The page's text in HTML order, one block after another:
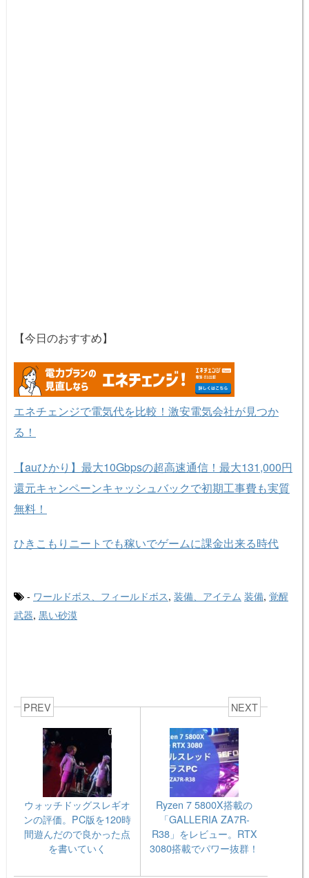
【今日のおすすめ】
エネチェンジで電気代を比較！激安電気会社が見つか
る！
【auひかり】最大10Gbpsの超高速通信！最大131,000円
還元キャンペーンキャッシュバックで初期工事費も実質
無料！
ひきこもりニートでも稼いでゲームに課金出来る時代
- ワールドボス、フィールドボス, 装備、アイテム 装備, 覚醒
武器, 黒い砂漠
PREV
ウォッチドッグスレギオ
ンの評価。PC版を120時
間遊んだので良かった点
を書いていく
NEXT
Ryzen 7 5800X搭載の
「GALLERIA ZA7R-
R38」をレビュー。RTX
3080搭載でパワー抜群！